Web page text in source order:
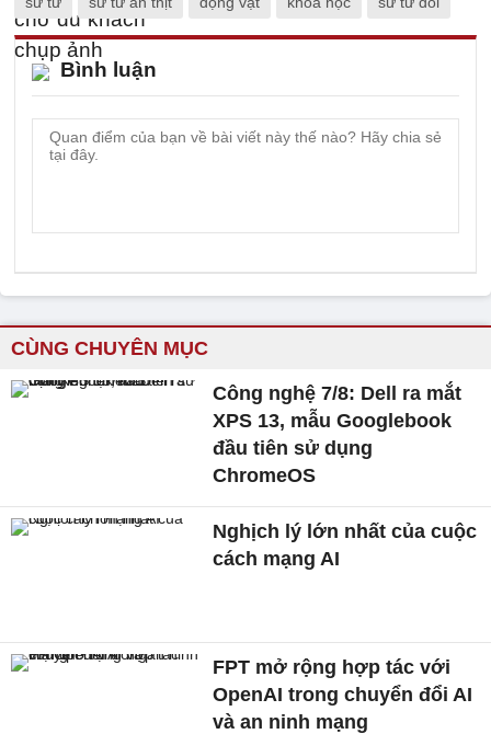
Bình luận
CÙNG CHUYÊN MỤC
Công nghệ 7/8: Dell ra mắt
XPS 13, mẫu Googlebook
đầu tiên sử dụng
ChromeOS
Nghịch lý lớn nhất của cuộc
cách mạng AI
FPT mở rộng hợp tác với
OpenAI trong chuyển đổi AI
và an ninh mạng